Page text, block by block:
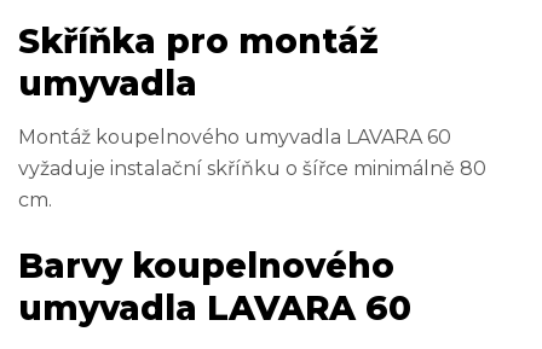
Skříňka pro montáž
umyvadla
Montáž koupelnového umyvadla LAVARA 60
vyžaduje instalační skříňku o šířce minimálně 80
cm.
Barvy koupelnového
umyvadla LAVARA 60